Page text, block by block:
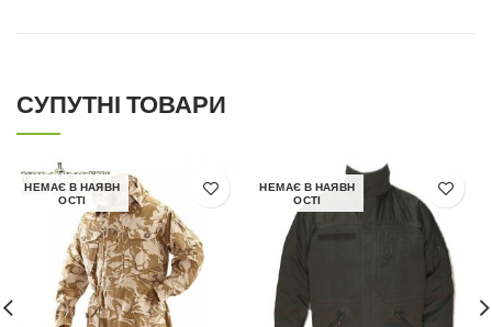
СУПУТНІ ТОВАРИ
НЕМАЄ В НАЯВН
ОСТІ
НЕМАЄ В НАЯВН
ОСТІ